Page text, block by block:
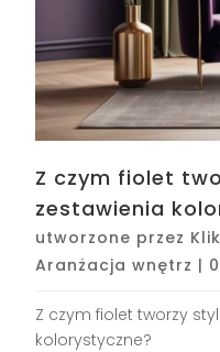
Z czym fiolet
zestawienia
utworzone przez
Aranżacja wnętrz |
Z czym fiolet tworzy
kolorystyczne?